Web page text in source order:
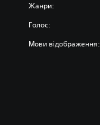
Жанри:
Голос:
Мови відображення: